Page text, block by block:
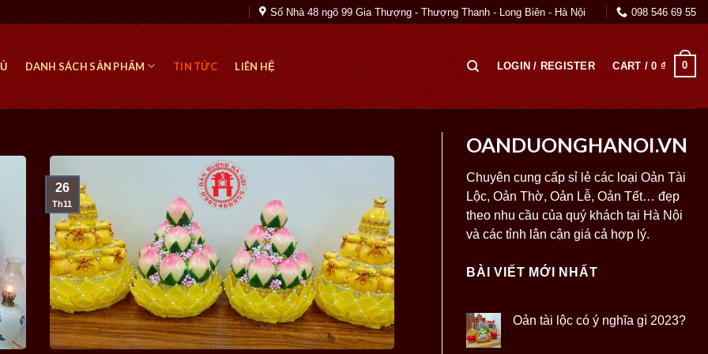
Số Nhà 48 ngõ 99 Gia Thượng - Thượng Thanh - Long Biên - Hà Nội 098 546 69 55
DANH SÁCH SẢN PHẨM TIN TỨC LIÊN HỆ LOGIN / REGISTER CART /0₫ 0
26
Th11
OANDUONGHANOI.VN
Chuyên cung cấp sỉ lẻ các loại Oản Tài
Lộc, Oản Thờ, Oản Lễ, Oản Tết… đẹp
theo nhu cầu của quý khách tại Hà Nội
và các tỉnh lân cận giá cả hợp lý.
BÀI VIẾT MỚI NHẤT
Oản tài lộc có ý nghĩa gì 2023?